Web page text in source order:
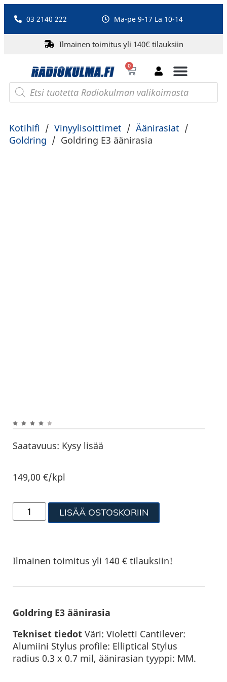
03 2140 222 Ma-pe 9-17 La 10-14
Ilmainen toimitus yli 140€ tilauksiin
0
Kotihifi / Vinyylisoittimet / Äänirasiat /
Goldring / Goldring E3 äänirasia
Saatavuus: Kysy lisää
149,00€/kpl
LISÄÄ OSTOSKORIIN
Ilmainen toimitus yli 140 € tilauksiin!
Goldring E3 äänirasia
Tekniset tiedot Väri: Violetti Cantilever:
Alumiini Stylus profile: Elliptical Stylus
radius 0.3 x 0.7 mil, äänirasian tyyppi: MM.